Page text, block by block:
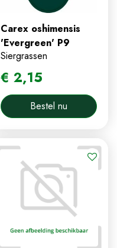
Carex oshimensis
'Evergreen' P9
Siergrassen
€ 2,15
Bestel nu